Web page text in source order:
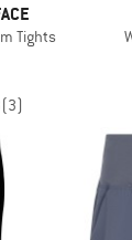
Tights
(3)